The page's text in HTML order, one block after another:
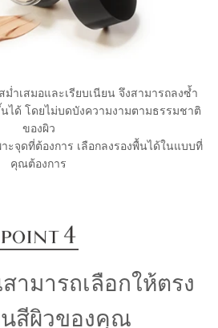
ำเสมอและเรียบเนียน จึงสามารถลงซ้ำ
ได้ โดยไม่บดบังความงามตามธรรมชาติ
ของผิว
ะจุดที่ต้องการ เลือกลงรองพื้นได้ในแบบที่
คุณต้องการ
ามารถเลือกให้ตรง
สีผิวของคุณ